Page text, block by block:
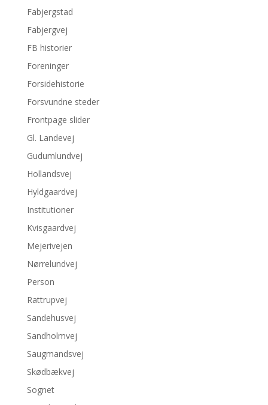
Fabjergstad
Fabjergvej
FB historier
Foreninger
Forsidehistorie
Forsvundne steder
Frontpage slider
Gl. Landevej
Gudumlundvej
Hollandsvej
Hyldgaardvej
Institutioner
Kvisgaardvej
Mejerivejen
Nørrelundvej
Person
Rattrupvej
Sandehusvej
Sandholmvej
Saugmandsvej
Skødbækvej
Sognet